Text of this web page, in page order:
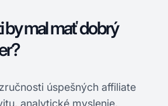
by mal mať dobrý
úspešných affiliate
analytické myslenie,